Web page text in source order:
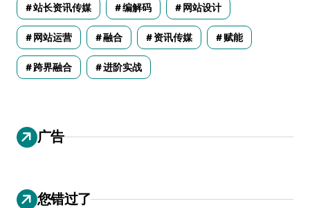
站长资讯传媒 编解码 网站设计
网站运营 融合 资讯传媒 赋能
跨界融合 进阶实战
广告
您错过了